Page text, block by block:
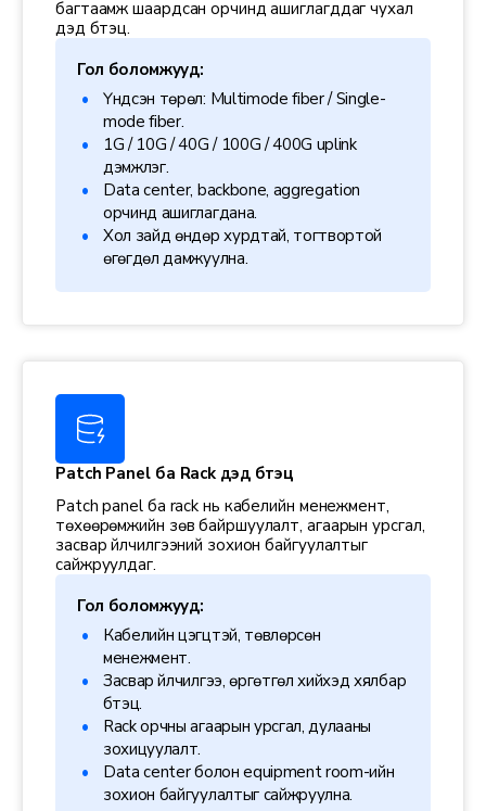
багтаамж шаардсан орчинд ашиглагддаг чухал
дэд бүтэц.
Гол боломжууд:
Үндсэн төрөл: Multimode fiber / Single-
mode fiber.
1G / 10G / 40G / 100G / 400G uplink
дэмжлэг.
Data center, backbone, aggregation
орчинд ашиглагдана.
Хол зайд өндөр хурдтай, тогтвортой
өгөгдөл дамжуулна.
Patch Panel ба Rack дэд бүтэц
Patch panel ба rack нь кабелийн менежмент,
төхөөрөмжийн зөв байршуулалт, агаарын урсгал,
засвар үйлчилгээний зохион байгуулалтыг
сайжруулдаг.
Гол боломжууд:
Кабелийн цэгцтэй, төвлөрсөн
менежмент.
Засвар үйлчилгээ, өргөтгөл хийхэд хялбар
бүтэц.
Rack орчны агаарын урсгал, дулааны
зохицуулалт.
Data center болон equipment room-ийн
зохион байгуулалтыг сайжруулна.